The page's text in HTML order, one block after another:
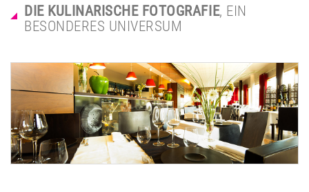
DIE KULINARISCHE FOTOGRAFIE, EIN
BESONDERES UNIVERSUM